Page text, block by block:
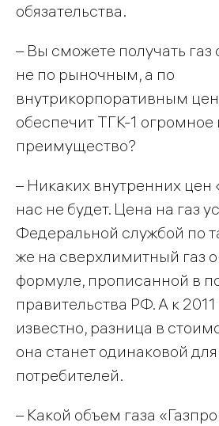
обязательства.
– Вы сможете получать газ
не по рыночным, а по
внутрикорпоративным
обеспечит ТГК-1 огромное
преимущество?
– Никаких внутренних цен
нас не будет. Цена на газ
Федеральной службой по
же на сверхлимитный газ
формуле, прописанной в
правительства РФ. А к 2011
известно, разница в
она станет одинаковой
потребителей.
– Какой объем газа